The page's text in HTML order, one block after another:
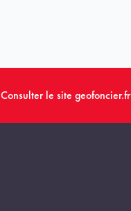
Consulter le site geofoncier.fr